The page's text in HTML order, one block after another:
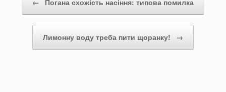
← Погана схожість насіння: типова помилка
Лимонну воду треба пити щоранку! →